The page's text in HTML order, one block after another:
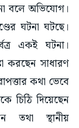
বলে অভিযোগ।
ঘটনা ঘটছে।
একই ঘটনা।
করছেন সাধারণ
কথা ভেবে
চিঠি দিয়েছেন
তথা স্থানীয়